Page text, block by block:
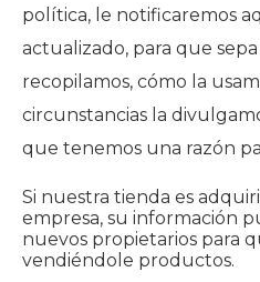
política, le notificaremos
actualizado, para que
recopilamos, cómo la
circunstancias la
que tenemos una razón
Si nuestra tienda es
empresa, su información
nuevos propietarios para
vendiéndole productos.